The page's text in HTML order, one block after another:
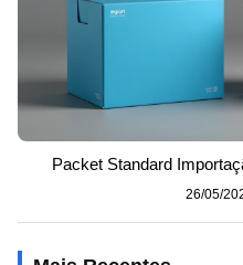
Packet Standard
26/05/